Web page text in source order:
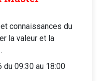
connaissances du
la valeur et la
09:30 au 18:00